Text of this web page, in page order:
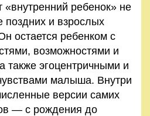
«внутренний ребенок» не
поздних и взрослых
остается ребен­ком с
возможностями и
также эгоцентричными и
малыша. Внутри
версии самих
— с рождения до